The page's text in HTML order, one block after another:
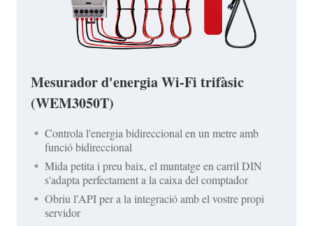
Mesurador d'energia Wi-Fi trifàsic
(WEM3050T)
Controla l'energia bidireccional en un metre amb
funció bidireccional
Mida petita i preu baix, el muntatge en carril DIN
s'adapta perfectament a la caixa del comptador
Obriu l'API per a la integració amb el vostre propi
servidor